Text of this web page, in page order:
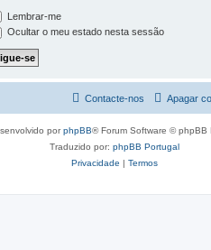
Lembrar-me
Ocultar o meu estado nesta sessão
Apagar
Contacte-nos
porphpBB® Forum Software © phpBB
Traduzido por: phpBB Portugal
Privacidade | Termos